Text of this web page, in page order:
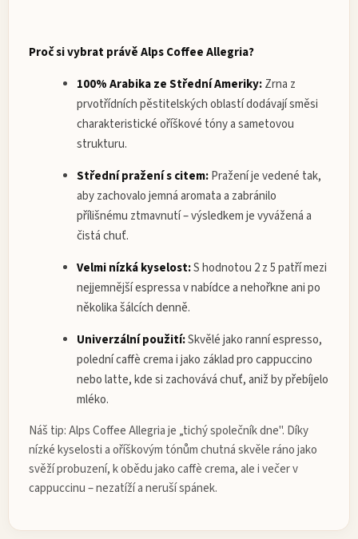
Proč si vybrat právě Alps Coffee Allegria?
100% Arabika ze Střední Ameriky:Zrna z
prvotřídních pěstitelských oblastí dodávají směsi
charakteristické oříškové tóny a sametovou
strukturu.
Střední pražení s citem:Pražení je vedené tak,
aby zachovalo jemná aromata a zabránilo
přílišnému ztmavnutí – výsledkem je vyvážená a
čistá chuť.
Velmi nízká kyselost:S hodnotou 2 z 5 patří mezi
nejjemnější espressa v nabídce a nehořkne ani po
několika šálcích denně.
Univerzální použití:Skvělé jako ranní espresso,
polední caffè crema i jako základ pro cappuccino
nebo latte, kde si zachovává chuť, aniž by přebíjelo
mléko.
Náš tip: Alps Coffee Allegria je „tichý společník dne". Díky
nízké kyselosti a oříškovým tónům chutná skvěle ráno jako
svěží probuzení, k obědu jako caffè crema, ale i večer v
cappuccinu – nezatíží a neruší spánek.